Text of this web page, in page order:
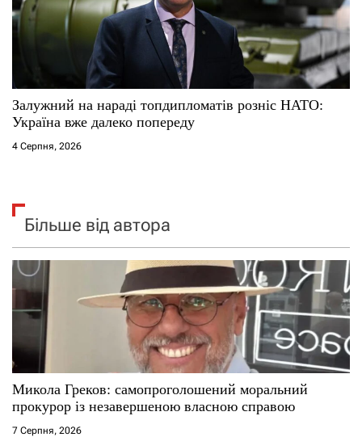
Залужний на нараді топдипломатів розніс НАТО:
Україна вже далеко попереду
4 Серпня, 2026
Більше від автора
Микола Греков: самопроголошений моральний
прокурор із незавершеною власною справою
7 Серпня, 2026